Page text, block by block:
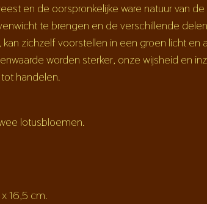
en de oorspronkelijke ware natuur van
te brengen en de verschillende
zichzelf voorstellen in een groen licht en
worden sterker, onze wijsheid en
handelen.
lotusbloemen.
16,5 cm.